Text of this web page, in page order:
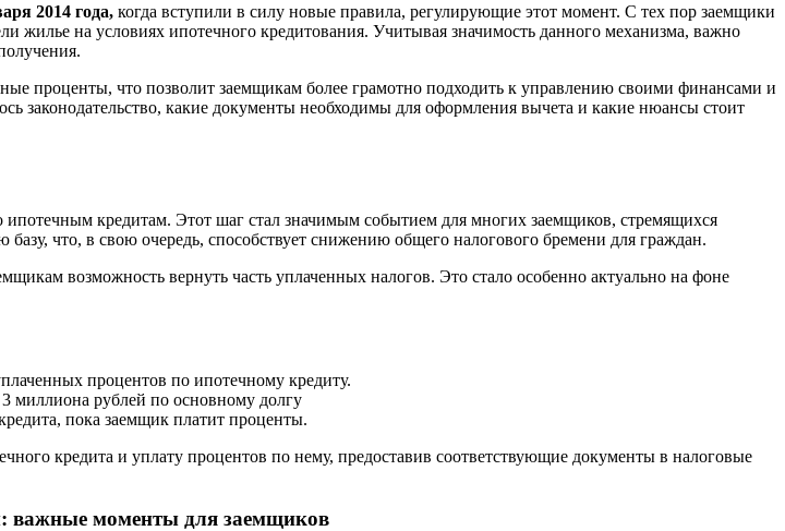
2014 года, когда вступили в силу новые правила, регулирующие этот момент. С тех пор заемщики
жилье на условиях ипотечного кредитования. Учитывая значимость данного механизма, важно
проценты, что позволит заемщикам более грамотно подходить к управлению своими финансами и
законодательство, какие документы необходимы для оформления вычета и какие нюансы стоит
кредитам. Этот шаг стал значимым событием для многих заемщиков, стремящихся
что, в свою очередь, способствует снижению общего налогового бремени для граждан.
возможность вернуть часть уплаченных налогов. Это стало особенно актуально на фоне
процентов по ипотечному кредиту.
миллиона рублей по основному долгу
пока заемщик платит проценты.
кредита и уплату процентов по нему, предоставив соответствующие документы в налоговые
важные моменты для заемщиков